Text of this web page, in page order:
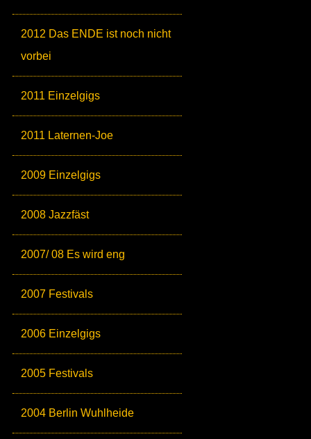
2012 Das ENDE ist noch nicht
vorbei
2011 Einzelgigs
2011 Laternen-Joe
2009 Einzelgigs
2008 Jazzfäst
2007/ 08 Es wird eng
2007 Festivals
2006 Einzelgigs
2005 Festivals
2004 Berlin Wuhlheide